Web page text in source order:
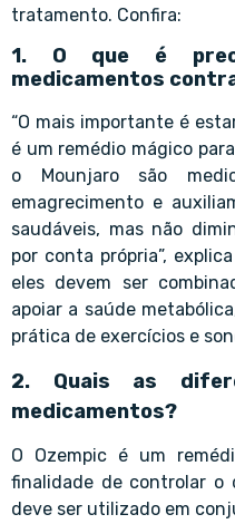
tratamento. Confira:
1. O que é
medicamentos
“O mais importante é
é um remédio mágico
o Mounjaro são
emagrecimento e
saudáveis, mas não
por conta própria”,
eles devem ser
apoiar a saúde
prática de exercícios e
2. Quais as
medicamentos?
O Ozempic é um
finalidade de controlar o
deve ser utilizado em